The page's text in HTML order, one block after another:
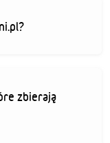
zbierają